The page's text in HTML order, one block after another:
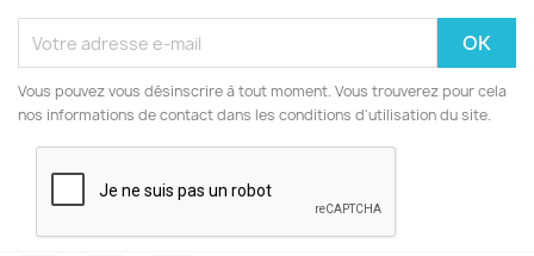
Vous pouvez vous désinscrire à tout moment. Vous trouverez pour cela
nos informations de contact dans les conditions d'utilisation du site.